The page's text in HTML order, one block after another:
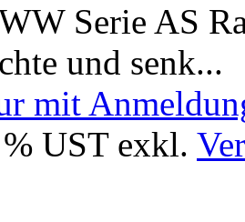
Serie AS
und senk...
mit
UST exkl.